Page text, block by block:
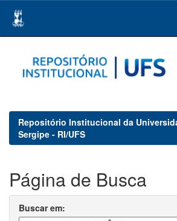
navigation
Repositório Institucional da
Sergipe - RI/UFS
Página de Busca
Buscar em: